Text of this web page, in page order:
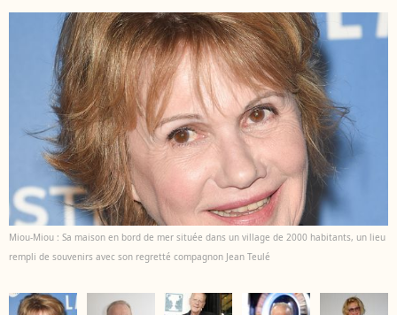
Miou-Miou : Sa maison en bord de mer située dans un village de 2000 habitants, un lieu
rempli de souvenirs avec son regretté compagnon Jean Teulé